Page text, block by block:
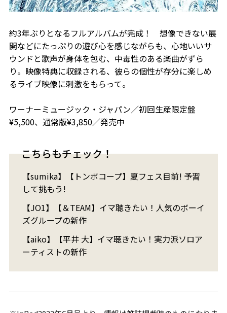
約3年ぶりとなるフルアルバムが完成！ 想像できない展
開などにたっぷりの遊び心を感じながらも、心地いいサ
ウンドと歌声が身体を包む、中毒性のある楽曲がずら
り。映像特典に収録される、彼らの個性が存分に楽しめ
るライブ映像に刺激をもらって。
ワーナーミュージック・ジャパン／初回生産限定盤
¥5,500、通常版¥3,850／発売中
こちらもチェック！
【sumika】【トンボコープ】夏フェス目前! 予習
して挑もう!
【JO1】【＆TEAM】イマ聴きたい！人気のボーイ
ズグループの新作
【aiko】【平井 大】イマ聴きたい！実力派ソロア
ーティストの新作